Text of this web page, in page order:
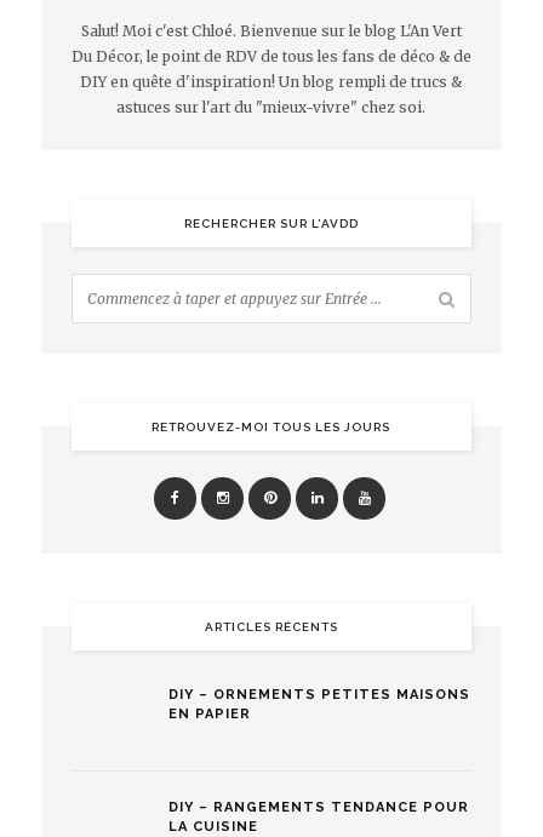
Salut! Moi c'est Chloé. Bienvenue sur le blog L'An Vert
Du Décor, le point de RDV de tous les fans de déco & de
DIY en quête d'inspiration! Un blog rempli de trucs &
astuces sur l'art du "mieux-vivre" chez soi.
RECHERCHER SUR L’AVDD
RETROUVEZ-MOI TOUS LES JOURS
ARTICLES RÉCENTS
DIY – ORNEMENTS PETITES MAISONS
EN PAPIER
DIY – RANGEMENTS TENDANCE POUR
LA CUISINE